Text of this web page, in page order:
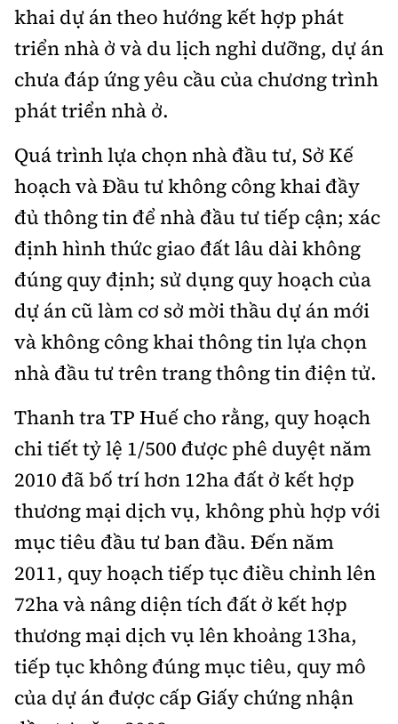
khai dự án theo hướng kết hợp phát
triển nhà ở và du lịch nghỉ dưỡng, dự án
chưa đáp ứng yêu cầu của chương trình
phát triển nhà ở.
Quá trình lựa chọn nhà đầu tư, Sở Kế
hoạch và Đầu tư không công khai đầy
đủ thông tin để nhà đầu tư tiếp cận; xác
định hình thức giao đất lâu dài không
đúng quy định; sử dụng quy hoạch của
dự án cũ làm cơ sở mời thầu dự án mới
và không công khai thông tin lựa chọn
nhà đầu tư trên trang thông tin điện tử.
Thanh tra TP Huế cho rằng, quy hoạch
chi tiết tỷ lệ 1/500 được phê duyệt năm
2010 đã bố trí hơn 12ha đất ở kết hợp
thương mại dịch vụ, không phù hợp với
mục tiêu đầu tư ban đầu. Đến năm
2011, quy hoạch tiếp tục điều chỉnh lên
72ha và nâng diện tích đất ở kết hợp
thương mại dịch vụ lên khoảng 13ha,
tiếp tục không đúng mục tiêu, quy mô
của dự án được cấp Giấy chứng nhận